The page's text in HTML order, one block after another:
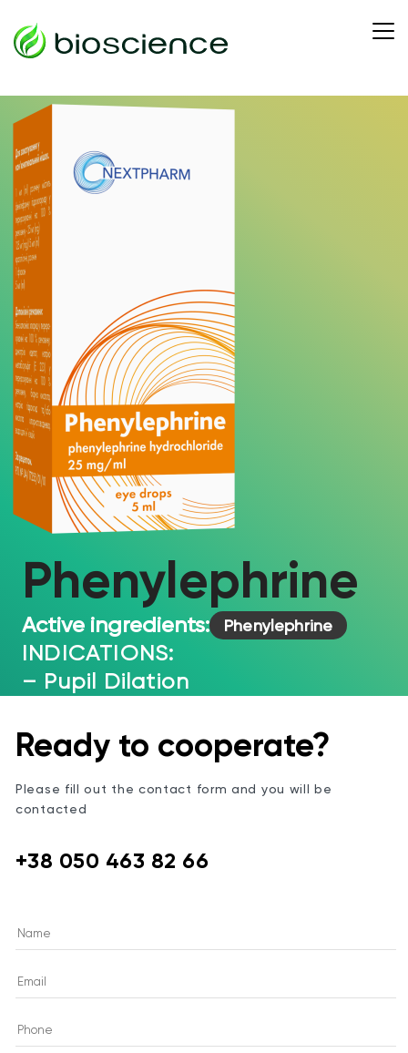
Phenylephrine
Active ingredients: Phenylephrine
INDICATIONS:
– Pupil Dilation
Ready to cooperate?
Please fill out the contact form and you will be
contacted
+38 050 463 82 66